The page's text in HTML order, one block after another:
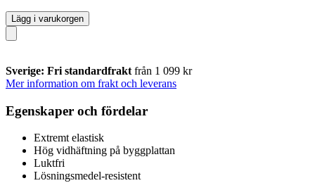
Lägg i varukorgen
Sverige: Fri standardfrakt från 1 099 kr
Mer information om frakt och leverans
Egenskaper och fördelar
Extremt elastisk
Hög vidhäftning på byggplattan
Luktfri
Lösningsmedel-resistent